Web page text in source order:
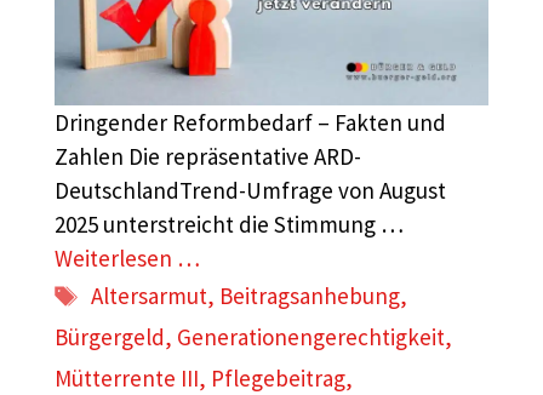
Dringender Reformbedarf – Fakten und
Zahlen Die repräsentative ARD-
DeutschlandTrend-Umfrage von August
2025 unterstreicht die Stimmung …
Weiterlesen …
Schlagwörter
Altersarmut, Beitragsanhebung,
Bürgergeld, Generationengerechtigkeit,
Mütterrente III, Pflegebeitrag,